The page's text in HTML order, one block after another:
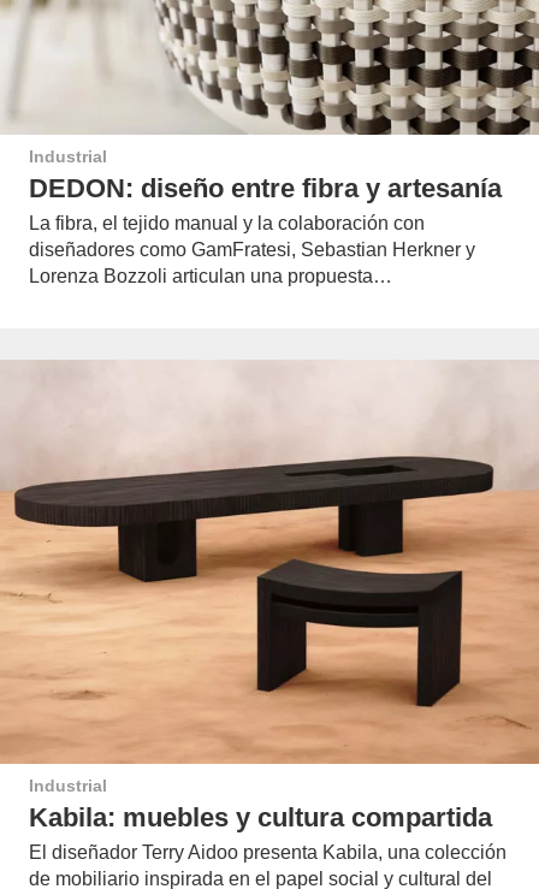
Industrial
DEDON: diseño entre fibra y artesanía
La fibra, el tejido manual y la colaboración con
diseñadores como GamFratesi, Sebastian Herkner y
Lorenza Bozzoli articulan una propuesta…
Industrial
Kabila: muebles y cultura compartida
El diseñador Terry Aidoo presenta Kabila, una colección
de mobiliario inspirada en el papel social y cultural del